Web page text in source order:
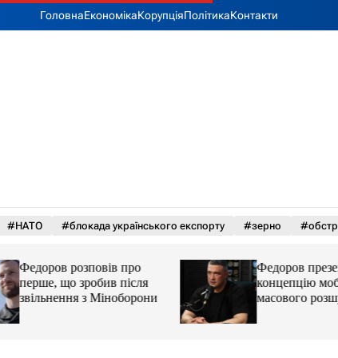
ГоловнаЕкономікаКорупціяПолітикаКонтакти
#НАТО #блокада українського експорту #зерно
Федоров розповів про
перше, що зробив після
звільнення з Міноборони
Федоров
концепцію
масового розшуку